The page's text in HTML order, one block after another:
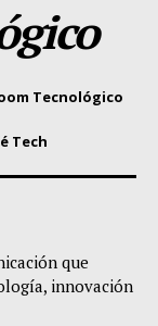
Tecnológico
Tech
que
innovación